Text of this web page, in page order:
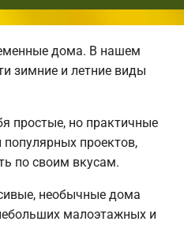
дома. В нашем
зимние и летние виды
простые, но практичные
популярных проектов,
по своим вкусам.
необычные дома
малоэтажных и